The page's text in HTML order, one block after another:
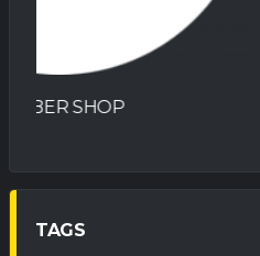
TAGS